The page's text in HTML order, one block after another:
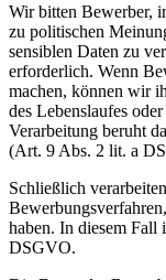
Wir bitten Bewerber,
zu politischen
sensiblen Daten zu
erforderlich. Wenn
machen, können wir
des Lebenslaufes
Verarbeitung beruht
(Art. 9 Abs. 2 lit. a
Schließlich
haben. In diesem Fall
DSGVO.